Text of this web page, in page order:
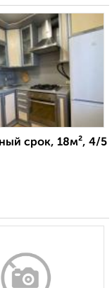
срок, 18м², 4/5